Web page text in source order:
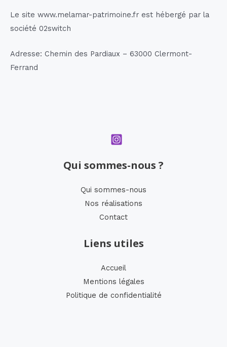
Le site www.melamar-patrimoine.fr est hébergé par la
société 02switch
Adresse: Chemin des Pardiaux – 63000 Clermont-
Ferrand
Qui sommes-nous ?
Qui sommes-nous
Nos réalisations
Contact
Liens utiles
Accueil
Mentions légales
Politique de confidentialité